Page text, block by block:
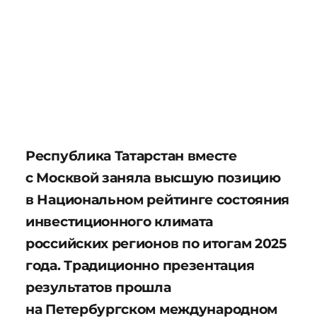
Республика Татарстан вместе
с Москвой заняла высшую позицию
в Национальном рейтинге состояния
инвестиционного климата
российских регионов по итогам 2025
года. Традиционно презентация
результатов прошла
на Петербургском международном